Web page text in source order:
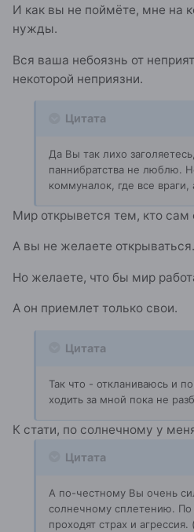
И как вы не поймёте, мне на
нужды.
Вся ваша небоязнь от
некоторой неприязни.
Цитата
Да Вы так лихо
паннибратства не люблю.
коммуналок, где все враги,
Мир открывется тем, кто сам
А вы не желаете открываться.
Но желаете, что бы мир
А он приемлет только свои.
Цитата
Так что - откланиваюсь и
ходить за мной пока не
К стати, по солнечному у
Цитата
А по-честному Вы очень
солнечному сплетению. По
проходят страх и агрессия.